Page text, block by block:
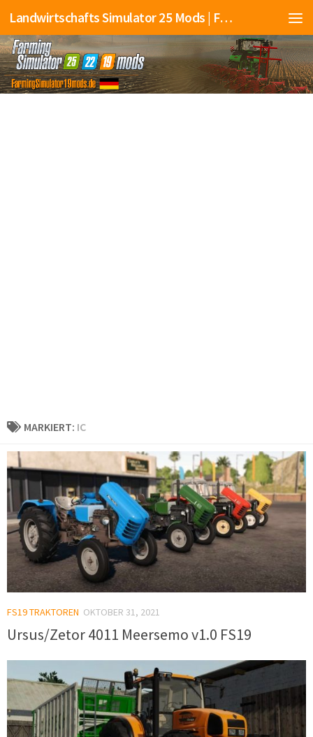
Landwirtschafts Simulator 25 Mods | Farming Simulator 25 Mods | FS25 Mods
MARKIERT: IC
FS19 TRAKTOREN OKTOBER 31, 2021
Ursus/Zetor 4011 Meersemo v1.0 FS19